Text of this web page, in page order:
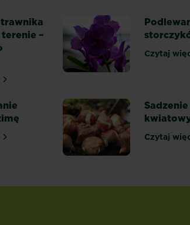
trawnika
–
trawnika na trudnym terenie – o tym
Czytaj
ogrodu na zimę Czytaj